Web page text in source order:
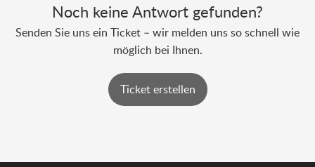
Noch keine Antwort gefunden?
Senden Sie uns ein Ticket – wir melden uns so schnell wie
möglich bei Ihnen.
Ticket erstellen